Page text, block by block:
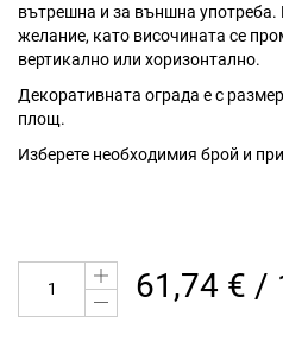
вътрешна и за външна
желание, като височината се
вертикално или хоризонтално.
Декоративната ограда е с
площ.
Изберете необходимия брой и
61,74 € /